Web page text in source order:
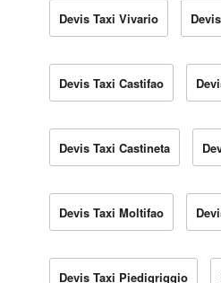
Devis Taxi Vivario
Devis Taxi Castifao
Devis Taxi Castineta
Devis Taxi Moltifao
Devis Taxi Piedigriggio